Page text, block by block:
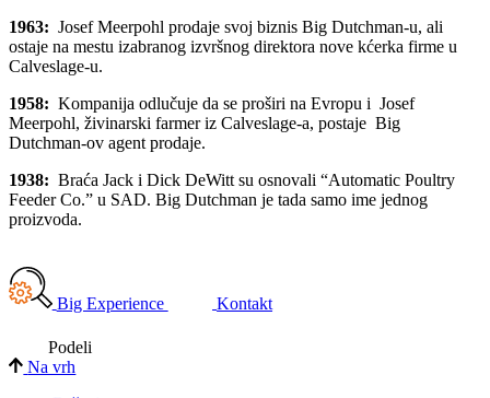
1963: Josef Meerpohl prodaje svoj biznis Big Dutchman-u, ali
ostaje na mestu izabranog izvršnog direktora nove kćerka firme u
Calveslage-u.
1958: Kompanija odlučuje da se proširi na Evropu i Josef
Meerpohl, živinarski farmer iz Calveslage-a, postaje Big
Dutchman-ov agent prodaje.
1938: Braća Jack i Dick DeWitt su osnovali “Automatic Poultry
Feeder Co.” u SAD. Big Dutchman je tada samo ime jednog
proizvoda.
Big Experience Kontakt
Podeli
Na vrh